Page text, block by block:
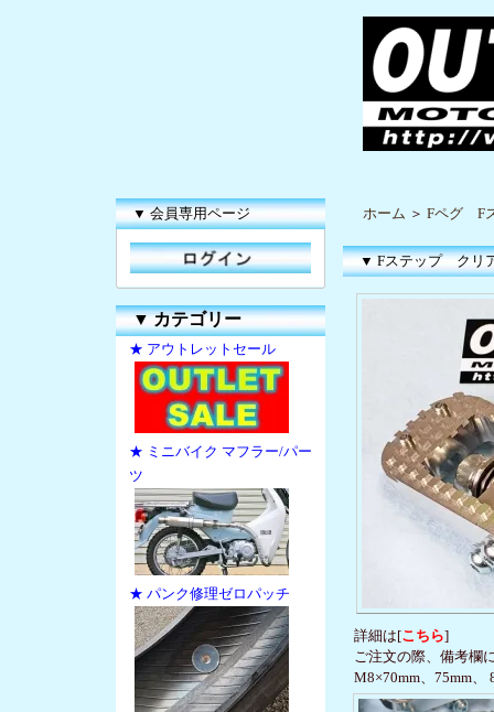
▼ 会員専用ページ
▼カテゴリー
★ アウトレットセール
★ ミニバイク マフラー/パー
ツ
★ パンク修理ゼロパッチ
ホーム ＞ Fペグ F
▼ Fステップ クリ
詳細は[こちら]
ご注文の際、備考欄
M8×70mm、75mm、